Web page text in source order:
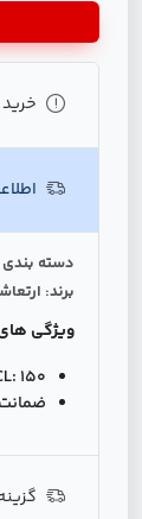
دسته بندی
برند:
ویژگی
150
ضمانت